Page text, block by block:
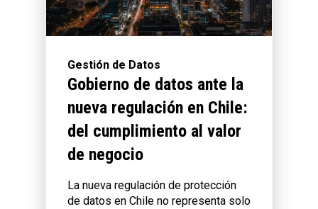
Gestión de Datos
Gobierno de datos ante la
nueva regulación en Chile:
del cumplimiento al valor
de negocio
La nueva regulación de protección
de datos en Chile no representa solo